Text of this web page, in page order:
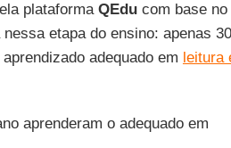
plataforma QEducom base no
etapa do ensino: apenas
adequado em leitura
aprenderam o adequado em